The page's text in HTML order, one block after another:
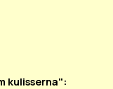
kulisserna":